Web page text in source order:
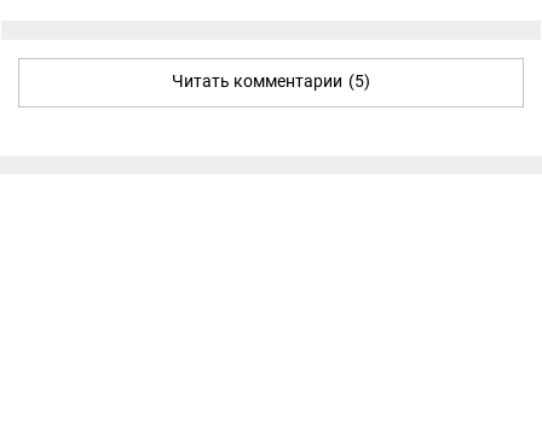
Читать комментарии (5)